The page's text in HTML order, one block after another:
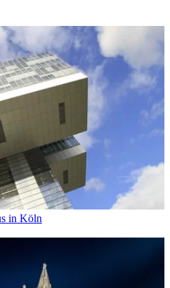
in Köln